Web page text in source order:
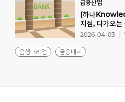
금융산업
(하나
지점, 다가오는
은행대리업 금융배제
2026-04-03